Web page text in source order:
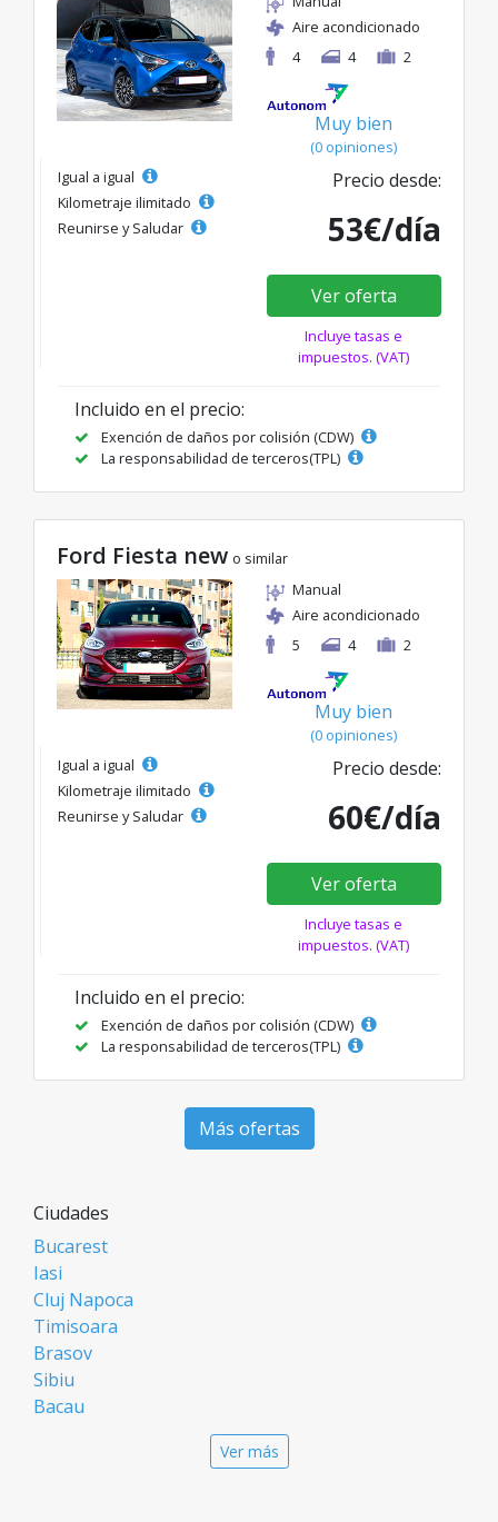
Aire acondicionado
4
4 2
Muy bien
(0 opiniones)
Igual a igual
Kilometraje ilimitado
Reunirse y Saludar
Precio desde:
53€/día
Ver oferta
Incluye tasas e
impuestos. (VAT)
Incluido en el precio:
Exención de daños por colisión (CDW)
La responsabilidad de terceros(TPL)
Ford Fiesta new o similar
Manual
Aire acondicionado
5
4 2
Muy bien
(0 opiniones)
Igual a igual
Kilometraje ilimitado
Reunirse y Saludar
Precio desde:
60€/día
Ver oferta
Incluye tasas e
impuestos. (VAT)
Incluido en el precio:
Exención de daños por colisión (CDW)
La responsabilidad de terceros(TPL)
Más ofertas
Ciudades
Bucarest
Iasi
Cluj Napoca
Timisoara
Brasov
Sibiu
Bacau
Ver más